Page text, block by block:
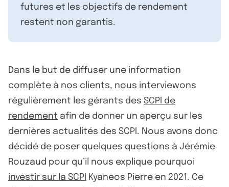
futures et les objectifs de rendement
restent non garantis.
Dans le but de diffuser une information
complète à nos clients, nous interviewons
régulièrement les gérants des SCPI de
rendement afin de donner un aperçu sur les
dernières actualités des SCPI. Nous avons donc
décidé de poser quelques questions à Jérémie
Rouzaud pour qu’il nous explique pourquoi
investir sur la SCPI Kyaneos Pierre en 2021. Ce